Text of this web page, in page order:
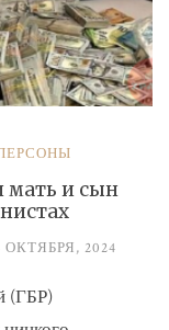
мать и сын
ОКТЯБРЯ, 2024
(ГБР)